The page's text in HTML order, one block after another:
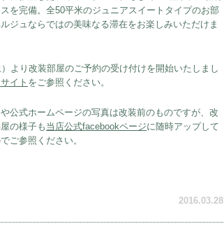
を完備。全50平米のジュニアスイートタイプのお部
ジュならではの美味なる滞在をお楽しみいただけま
より改装部屋のご予約の受け付けを開始いたしまし
イト をご参照ください。
公式ホームページの写真は改装前のものですが、改
の様子も 当店公式facebookページに随時アップして
ご参照ください。
2016.03.28